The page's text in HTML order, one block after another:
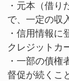
・元本（借り
で、一定の収
・信用情報に
クレジットカ
・一部の債権
督促が続くこ